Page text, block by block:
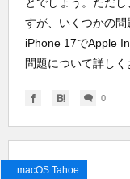
すが、いくつかの問
iPhone 17でApple
問題について詳しく
0
macOS Tahoe